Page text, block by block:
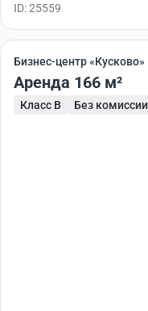
ID: 25559
Бизнес-центр «Кусково»
Аренда 166 м²
Класс B Без комиссии